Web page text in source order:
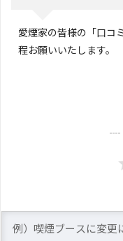
愛煙家の皆様の「口コ
程お願いいたします。